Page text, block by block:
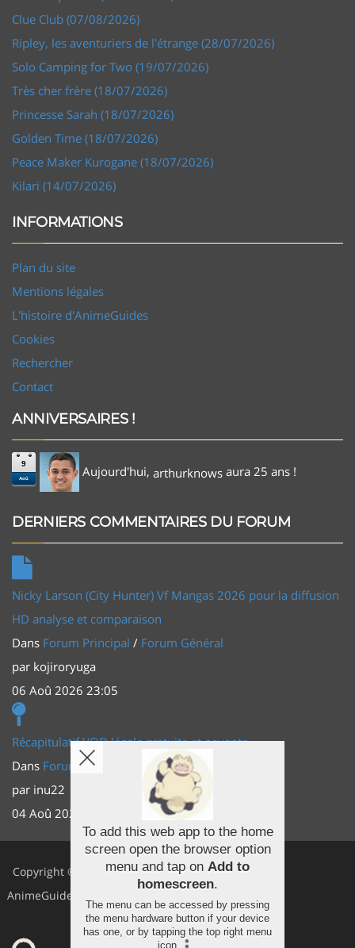
Clue Club (07/08/2026)
Ripley, les aventuriers de l'étrange (28/07/2026)
Solo Camping for Two (19/07/2026)
Très cher frère (18/07/2026)
Princesse Sarah (18/07/2026)
Golden Time (18/07/2026)
Peace Maker Kurogane (18/07/2026)
Kilari (14/07/2026)
INFORMATIONS
Plan du site
Mentions légales
L'histoire d'AnimeGuides
Cookies
Rechercher
Contact
ANNIVERSAIRES !
9
Aoû Aujourd'hui, arthurknows aura 25 ans !
DERNIERS COMMENTAIRES DU FORUM
Nicky Larson (City Hunter) Vf Mangas 2026 pour la diffusion
HD analyse et comparaison
Dans Forum Principal / Forum Général
par kojiroryuga
06 Aoû 2026 23:05
Récapitulatif VOD légale gratuite et payante
Dans Forum Principal
Actus (TV, vidéo, web)
par inu22
04 Aoû 2026 20:30
Copyright ©
AnimeGuides
Facebook
Youtube
Twitter
To add this web app to the home
screen open the browser option
menu and tap on Add to
homescreen.
The menu can be accessed by pressing
the menu hardware button if your device
has one, or by tapping the top right menu
icon